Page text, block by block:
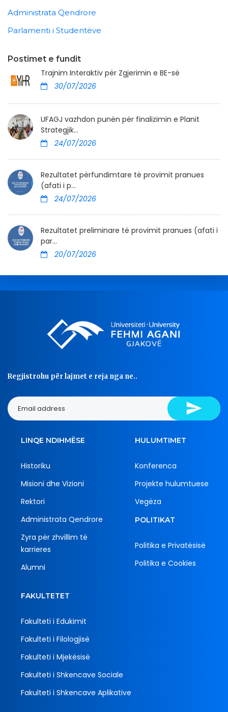
Administrata Qendrore
Parlamenti i Studentëve
Postimet e fundit
Trajnim Interaktiv për Zgjerimin e BE-së
30/07/2026
UFAGJ vazhdon punën për finalizimin e Planit
Strategjik...
24/07/2026
Rezultatet përfundimtare të provimit pranues
(afati i p...
24/07/2026
Rezultatet preliminare të provimit pranues (afati i
par...
20/07/2026
Regjistrohu për lajmet e reja nga ne..
LINQE NDIHMËSE
Historiku
Misioni dhe Vizioni
Rektori
Administrata Qendrore
Zyra për zhvillim të
karrieres
Alumni
HULUMTIMET
Konferenca
Projekte hulumtuese
Vegëza
POLITIKAT
Politika e Privatësisë
Politika e Cookies
FAKULTETET
Fakulteti i Edukimit
Fakulteti i Filologjisë
Fakulteti i Mjekësisë
Fakulteti i Shkencave Sociale
Fakulteti i Shkencave Aplikative